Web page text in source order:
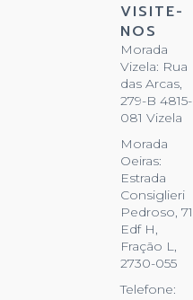
VISITE-
NOS
Morada
Vizela: Rua
das Arcas,
279-B 4815-
081 Vizela
Morada
Oeiras:
Estrada
Consiglieri
Pedroso, 71
Edf H,
Fração L,
2730-055
Telefone: